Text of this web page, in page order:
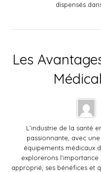
dispensés
Les
L’industrie de la santé
passionnante, avec
équipements médicaux
explorerons
approprié, ses bénéfices et